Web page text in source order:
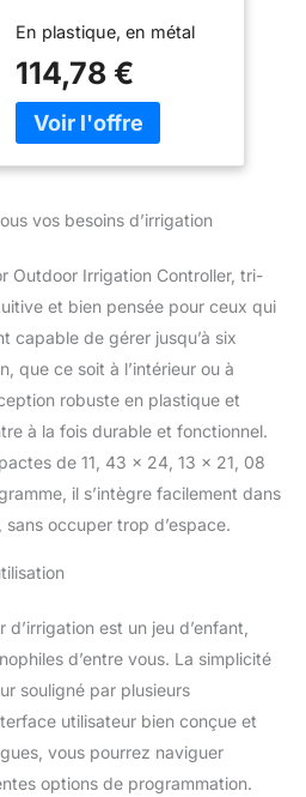
Tri-Lingual
En plastique, en métal
114,78 €
vos besoins d’irrigation
Outdoor Irrigation Controller, tri-
et bien pensée pour ceux qui
capable de gérer jusqu’à six
que ce soit à l’intérieur ou à
robuste en plastique et
à la fois durable et fonctionnel.
de 11, 43 x 24, 13 x 21, 08
il s’intègre facilement dans
occuper trop d’espace.
est un jeu d’enfant,
d’entre vous. La simplicité
souligné par plusieurs
utilisateur bien conçue et
vous pourrez naviguer
options de programmation.